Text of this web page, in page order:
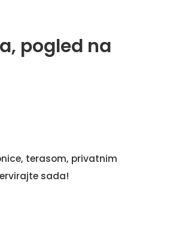
pogled na
terasom, privatnim
sada!